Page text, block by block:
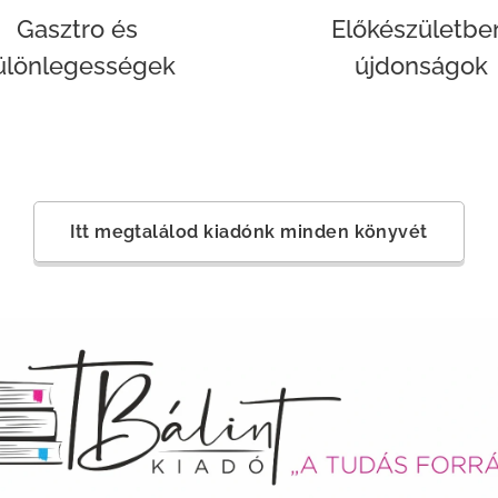
Gasztro és
újdonságok
Itt megtalálod kiadónk minden könyvét